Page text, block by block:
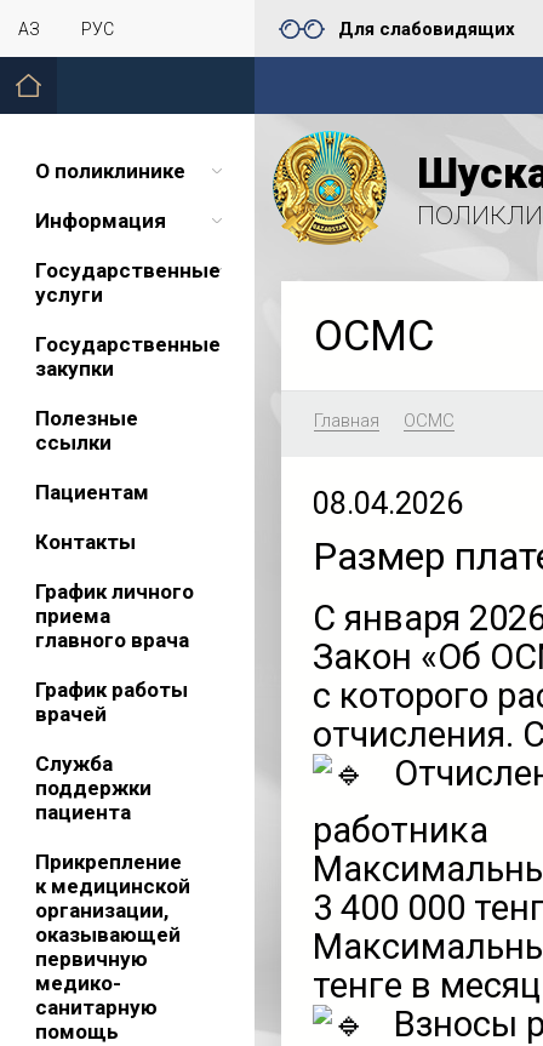
ҚАЗ РУС Для слабовидящих
О поликлинике
Информация
Государственные
услуги
Государственные
закупки
Полезные
ссылки
Пациентам
Контакты
График личного
приема
главного врача
График работы
врачей
Служба
поддержки
пациента
Прикрепление
к медицинской
организации,
оказывающей
первичную
медико-
санитарную
помощь
ОСМС
Главная ОСМС
08.04.2026
Размер
С января
Закон «Об
с которого
отчисления.
работника
3 400 000
тенге в месяц
Взносы